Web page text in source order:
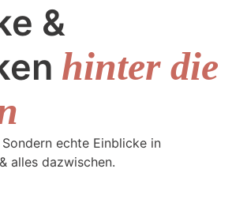
&
hinter die
echte Einblicke in
alles dazwischen.